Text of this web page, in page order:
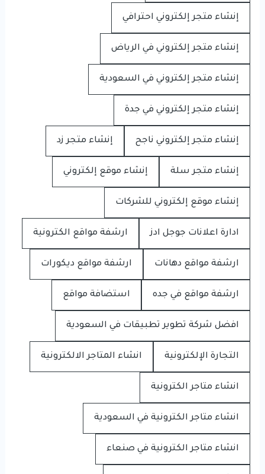
إنشاء متجر إلكتروني احترافي
إنشاء متجر إلكتروني في الرياض
إنشاء متجر إلكتروني في السعودية
إنشاء متجر إلكتروني في جدة
إنشاء متجر إلكتروني ناجح إنشاء متجر زد
إنشاء متجر سلة إنشاء موقع إلكتروني
إنشاء موقع إلكتروني للشركات
ادارة اعلانات جوجل ادز ارشفة مواقع الكترونية
ارشفة مواقع دهانات ارشفة مواقع ديكورات
ارشفة مواقع في جده استضافة مواقع
افضل شركة تطوير تطبيقات في السعودية
التجارة الإلكترونية انشاء المتاجر الالكترونية
انشاء متاجر الكترونية
انشاء متاجر الكترونية في السعودية
انشاء متاجر الكترونية في صنعاء